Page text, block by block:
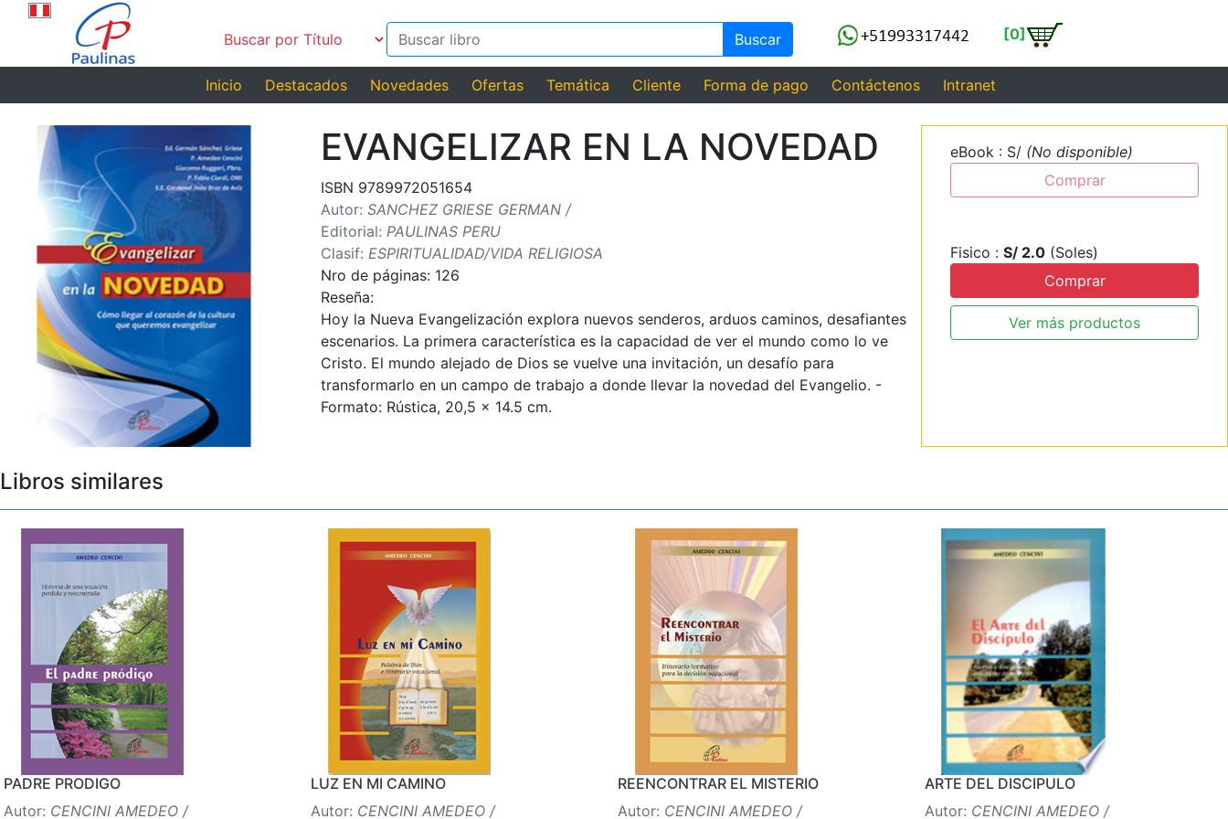
Buscar [0]
Inicio Destacados Novedades Ofertas Temática Cliente Forma de pago Contáctenos Intranet
EVANGELIZAR EN LA NOVEDAD
ISBN 9789972051654
Autor: SANCHEZ GRIESE GERMAN /
Editorial: PAULINAS PERU
Clasif: ESPIRITUALIDAD/VIDA RELIGIOSA
Nro de páginas: 126
Reseña:
Hoy la Nueva Evangelización explora nuevos senderos, arduos caminos, desafiantes
escenarios. La primera característica es la capacidad de ver el mundo como lo ve
Cristo. El mundo alejado de Dios se vuelve una invitación, un desafío para
transformarlo en un campo de trabajo a donde llevar la novedad del Evangelio. -
Formato: Rústica, 20,5 x 14.5 cm.
eBook : S/ (No disponible)
Comprar
Fisico : S/ 2.0 (Soles)
Comprar
Ver más productos
Libros similares
PADRE PRODIGO
Autor: CENCINI AMEDEO /
LUZ EN MI CAMINO
Autor: CENCINI AMEDEO /
REENCONTRAR EL MISTERIO
Autor: CENCINI AMEDEO /
ARTE DEL DISCIPULO
Autor: CENCINI AMEDEO /